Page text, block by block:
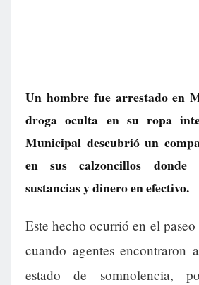
Un hombre fue arrestado en
droga oculta en su ropa
Municipal descubrió un
en sus calzoncillos donde
sustancias y dinero en efectivo.
Este hecho ocurrió en el
cuando agentes encontraron
estado de somnolencia,